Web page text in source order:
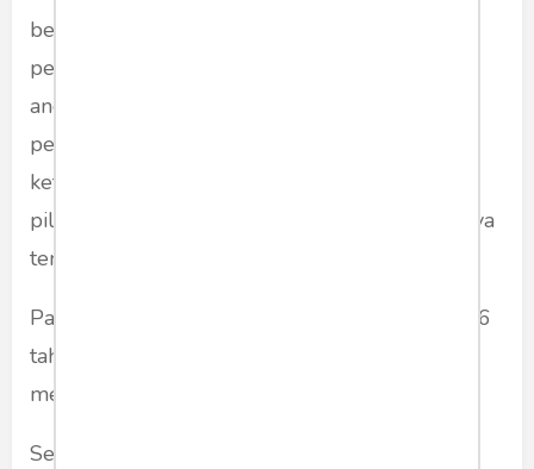
bersuara mereka, yang diampu oleh
perkembangan teknologi, berada dalam
ancaman sistem hukum yang ketat. Tanpa
perlindungan dan sistem peradilan yang fair,
ketika UU-ITE acap dijalankan dengan tebang
pilih. Orang kecil bisa dipenjara, tapi yang punya
temen elite atau politikus bisa diselamatkan.
Padal, ancaman penjara tak main-main, bisa 5-6
tahun untuk kasus sumir ‘perlakuan tidak
menyenangkan’.
Sementara jika ada anggota pers melakukan